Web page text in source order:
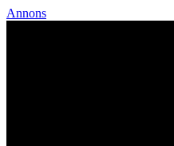
Annons